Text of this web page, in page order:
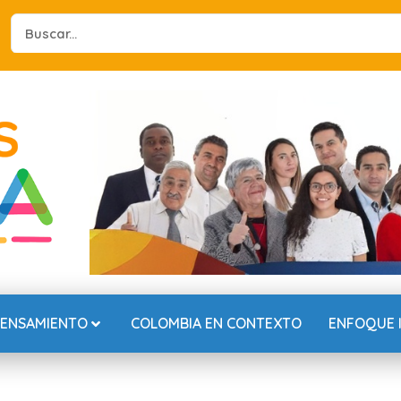
Search
...
COLOMBIA EN CONTEXTO ENFOQUE